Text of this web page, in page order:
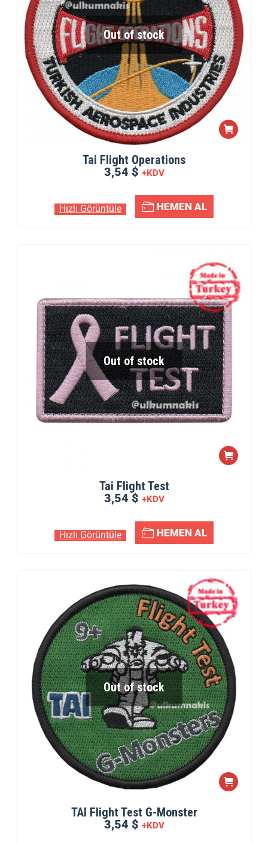
Out of stock
Tai Flight Operations
3,54 $ +KDV
Hızlı Görüntüle HEMEN AL
Out of stock
Tai Flight Test
3,54 $ +KDV
Hızlı Görüntüle HEMEN AL
Out of stock
TAI Flight Test G-Monster
3,54 $ +KDV